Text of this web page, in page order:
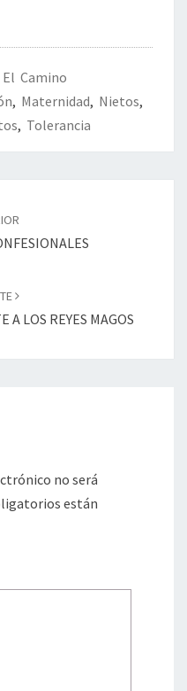
p
ar
tir
Camino
, Maternidad, Nietos,
, Tolerancia
A LOS REYES MAGOS
no será
están